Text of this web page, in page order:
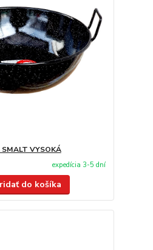
VYSOKÁ
expedícia 3-5 dní
do košíka